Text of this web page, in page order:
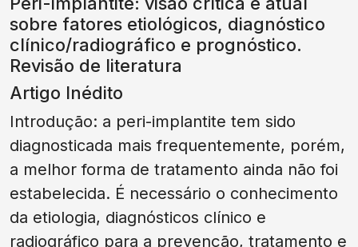
sobre fatores etiológicos, diagnóstico
clínico/radiográfico e prognóstico.
Revisão de literatura
Artigo Inédito
Introdução: a peri-implantite tem sido
diagnosticada mais frequentemente, porém,
a melhor forma de tratamento ainda não foi
estabelecida. É necessário o conhecimento
da etiologia, diagnósticos clínico e
radiográfico para a prevenção, tratamento e